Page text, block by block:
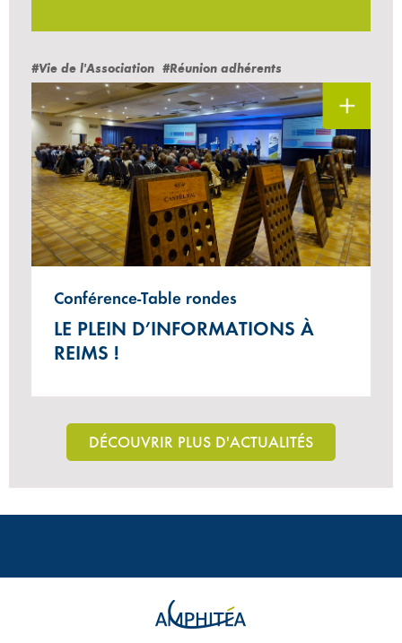
#Vie de l'Association #Réunion adhérents
Conférence-Table rondes
LE PLEIN D’INFORMATIONS À
REIMS !
DÉCOUVRIR PLUS D'ACTUALITÉS